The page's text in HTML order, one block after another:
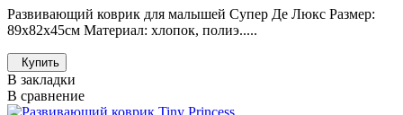
Развивающий коврик для малышей Супер Де Люкс Размер:
89х82х45см Материал: хлопок, полиэ.....
Купить
В закладки
В сравнение